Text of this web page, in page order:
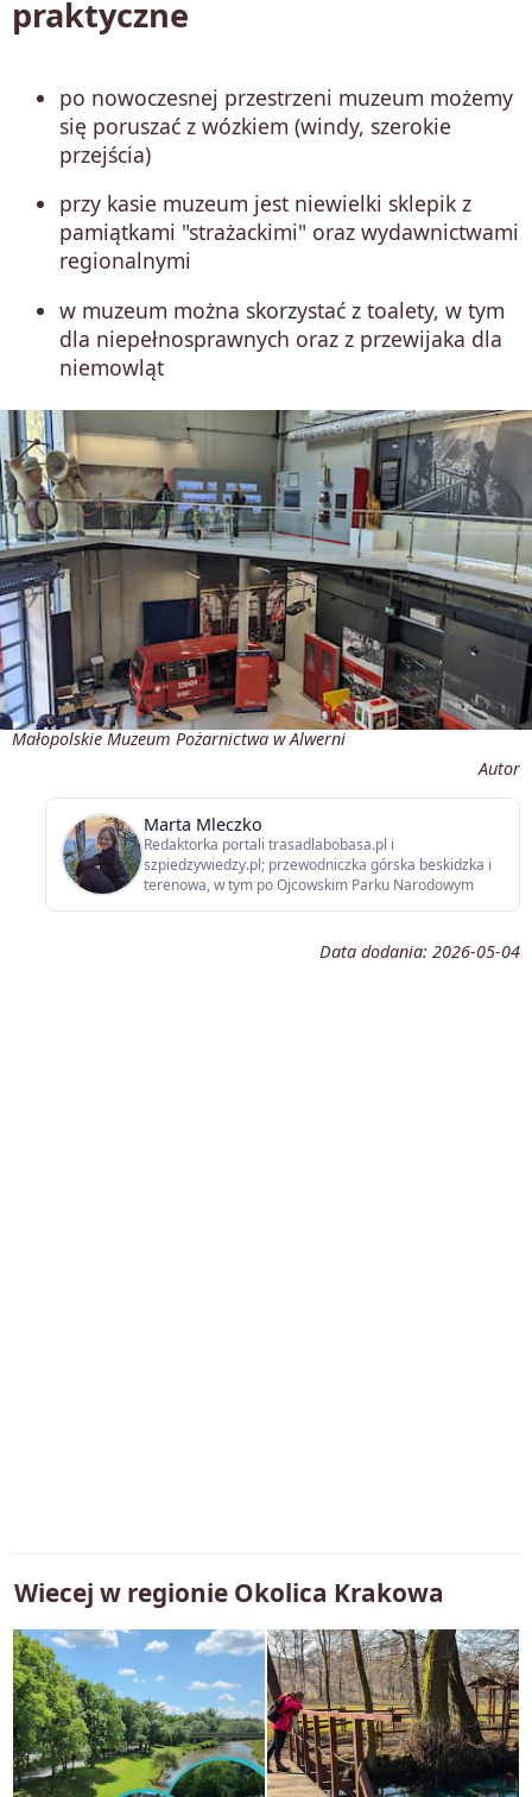
praktyczne
po nowoczesnej przestrzeni muzeum możemy
się poruszać z wózkiem (windy, szerokie
przejścia)
przy kasie muzeum jest niewielki sklepik z
pamiątkami "strażackimi" oraz wydawnictwami
regionalnymi
w muzeum można skorzystać z toalety, w tym
dla niepełnosprawnych oraz z przewijaka dla
niemowląt
Małopolskie Muzeum Pożarnictwa w Alwerni
Autor
Marta Mleczko
Redaktorka portali trasadlabobasa.pl i
szpiedzywiedzy.pl; przewodniczka górska beskidzka i
terenowa, w tym po Ojcowskim Parku Narodowym
Data dodania: 2026-05-04
Wiecej w regionie Okolica Krakowa